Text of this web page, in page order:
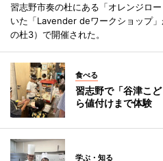
習志野市奏の杜にある「オレンジロ
いた「Lavender deワークショップ
の杜3）で開催された。
食べる
習志野で「谷津こ
ら値付けまで体験
学ぶ・知る